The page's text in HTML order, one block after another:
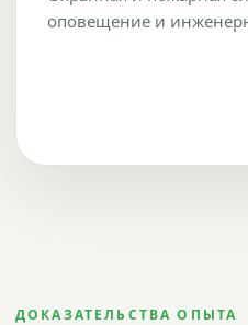
оповещение и
ДОКАЗАТЕЛЬСТВА ОПЫТА